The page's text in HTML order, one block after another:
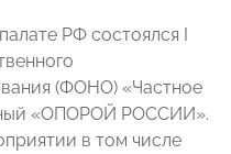
РФ состоялся I
(ФОНО) «Частное
«ОПОРОЙ РОССИИ».
в том числе